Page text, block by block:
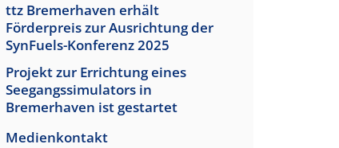
ttz Bremerhaven erhält
Förderpreis zur Ausrichtung der
SynFuels-Konferenz 2025
Projekt zur Errichtung eines
Seegangssimulators in
Bremerhaven ist gestartet
Medienkontakt